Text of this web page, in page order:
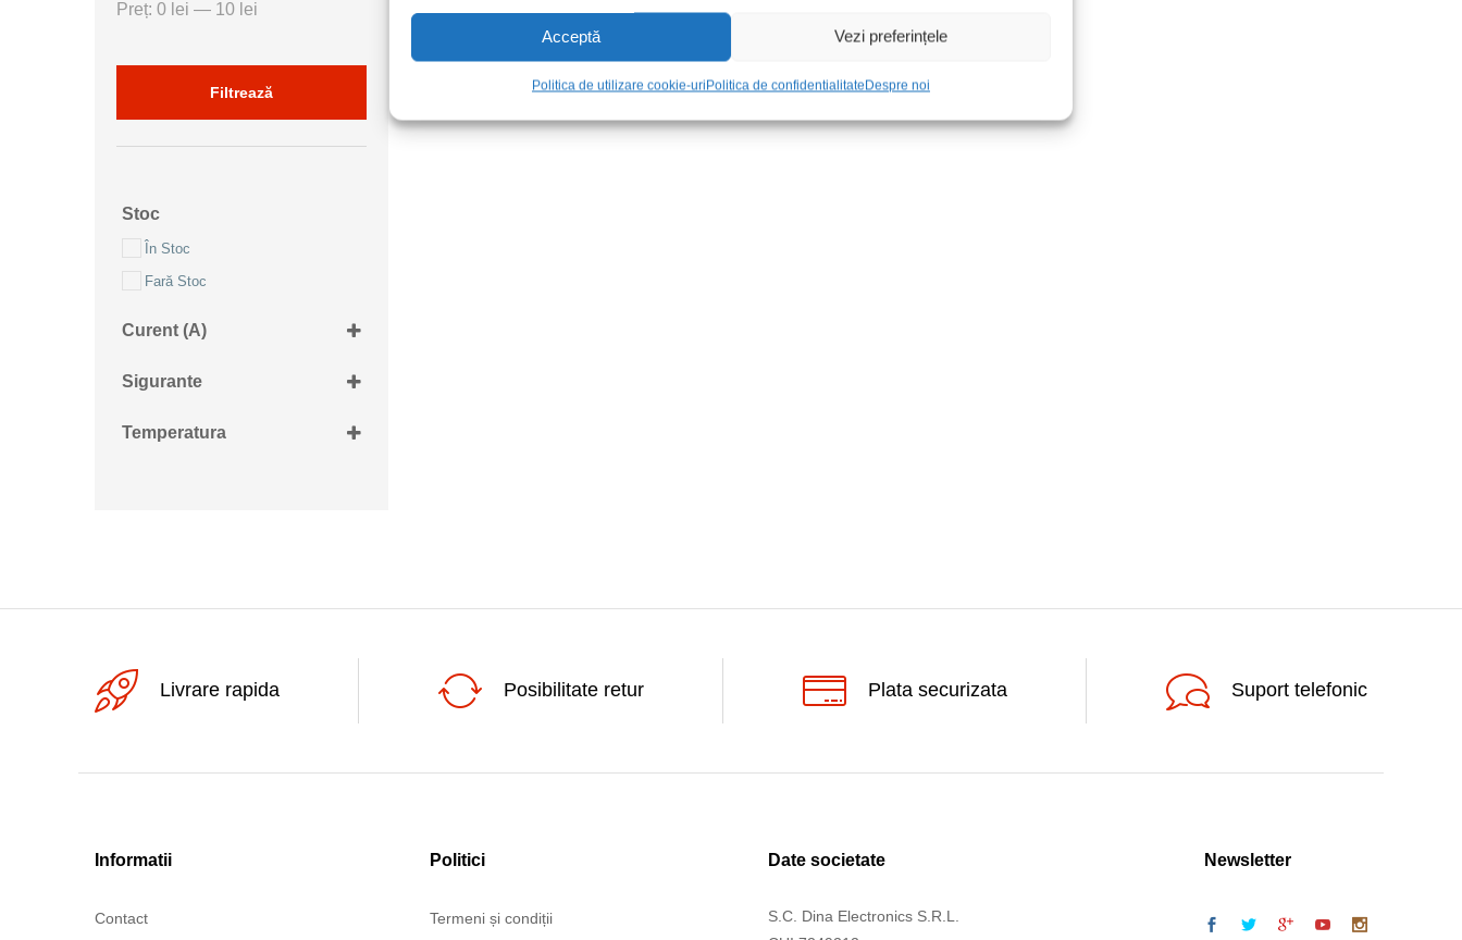
Acceptă Vezi preferințele
Politica de utilizare cookie-uriPolitica de confidentialitateDespre noi
Filtrează
Preț: 0 lei — 10 lei
Stoc
În Stoc
Fară Stoc
Curent (A)
Sigurante
Temperatura
Livrare rapida Posibilitate retur Plata securizata Suport telefonic
Informatii
Contact
Politici
Termeni și condiții
Date societate
S.C. Dina Electronics S.R.L.
Newsletter